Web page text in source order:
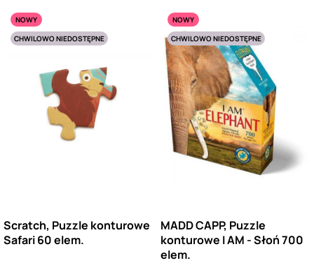
NOWY
CHWILOWO NIEDOSTĘPNE
Scratch, Puzzle konturowe
Safari 60 elem.
NOWY
CHWILOWO NIEDOSTĘPNE
MADD CAPP, Puzzle
konturowe I AM - Słoń 700
elem.